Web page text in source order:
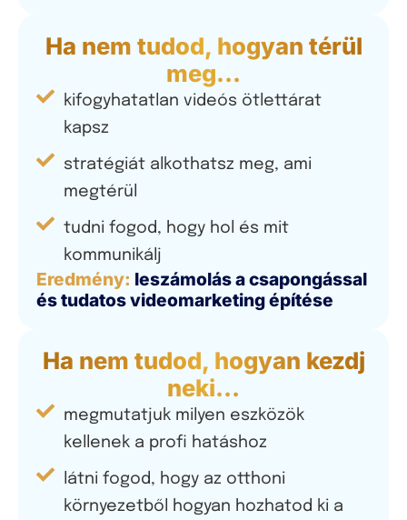
Ha nem tudod, hogyan térül
meg…
kifogyhatatlan videós ötlettárat
kapsz
stratégiát alkothatsz meg, ami
megtérül
tudni fogod, hogy hol és mit
kommunikálj
Eredmény: leszámolás a csapongással
és tudatos videomarketing építése
Ha nem tudod, hogyan kezdj
neki…
megmutatjuk milyen eszközök
kellenek a profi hatáshoz
látni fogod, hogy az otthoni
környezetből hogyan hozhatod ki a